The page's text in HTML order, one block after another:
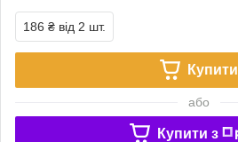
186 ₴ від 2 шт.
Купити
або
Купити з